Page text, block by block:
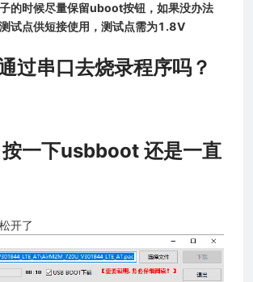
的时候尽量保留uboot按钮，如果没办法
试点供短接使用，测试点需为1.8V
过串口去烧录程序吗？
一下usbboot 还是一直
开了